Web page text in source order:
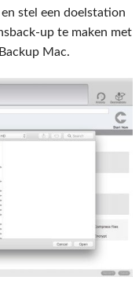
stel een doelstation
up te maken met
Mac.